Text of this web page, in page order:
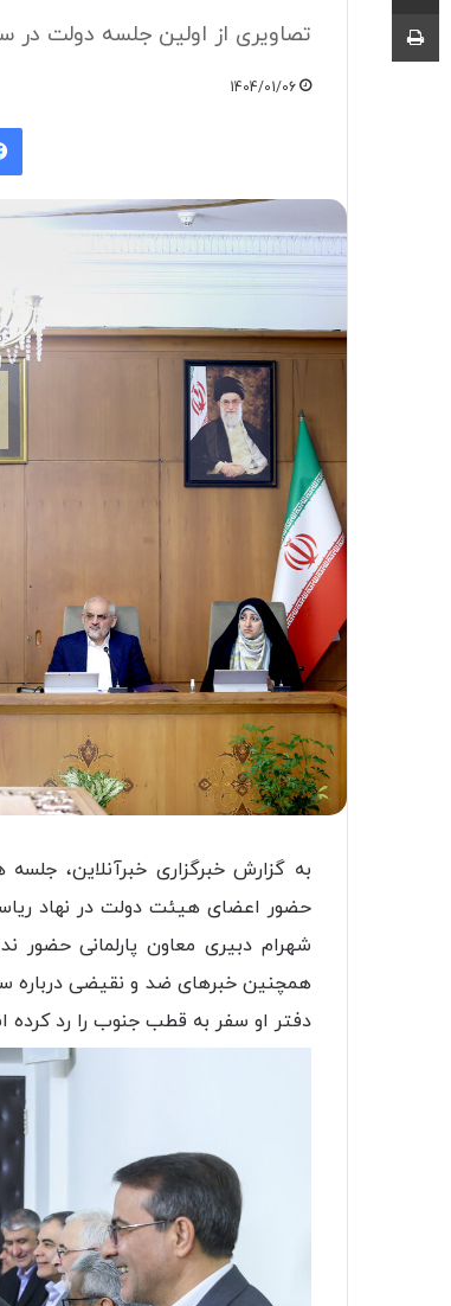
تصاویری از اولین جلسه دولت در سال ۱۴۰۴ را مشاهده می
1404/01/06
به گزارش خبرگزاری خبرآنلاین،
حضور اعضای هیئت دولت در نهاد
شهرام دبیری معاون پارلمانی
همچنین خبرهای ضد و نقیضی درباره
دفتر او سفر به قطب جنوب را رد